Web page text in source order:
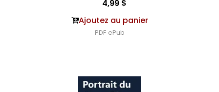
4,99 $
Ajoutez au panier
PDF ePub